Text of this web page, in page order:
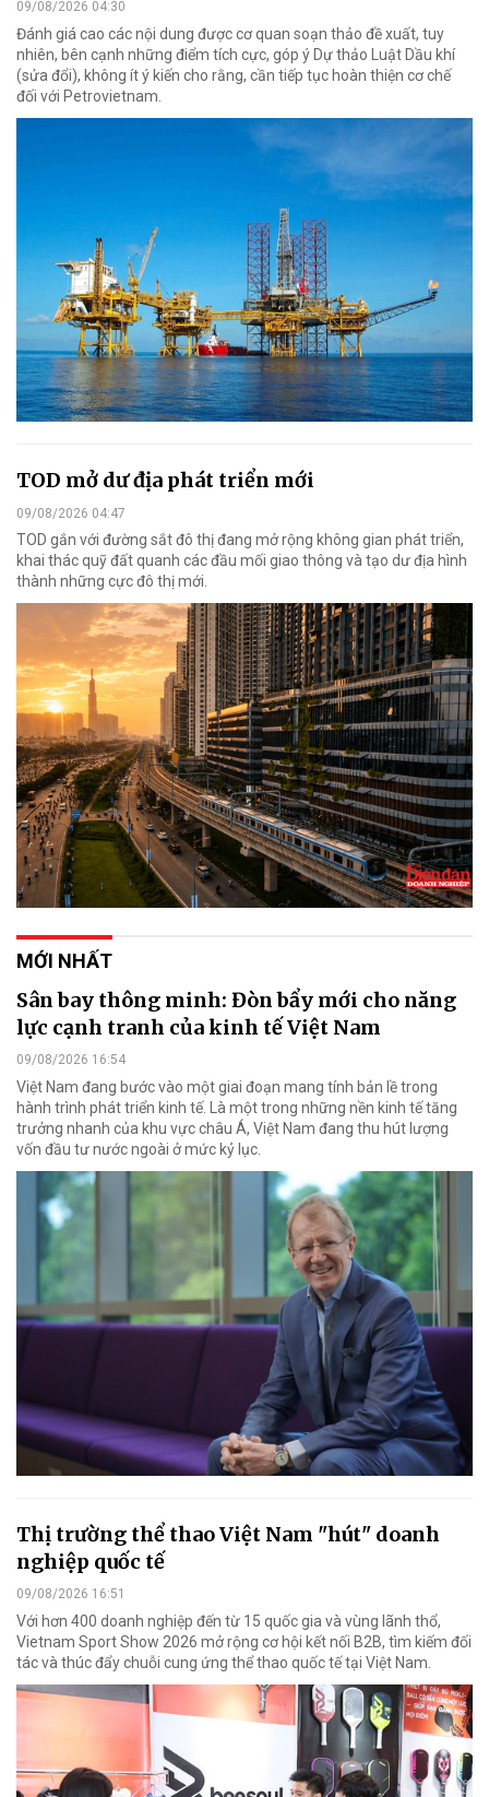
09/08/2026 04:30
Đánh giá cao các nội dung được cơ quan soạn thảo đề xuất, tuy
nhiên, bên cạnh những điểm tích cực, góp ý Dự thảo Luật Dầu khí
(sửa đổi), không ít ý kiến cho rằng, cần tiếp tục hoàn thiện cơ chế
đối với Petrovietnam.
TOD mở dư địa phát triển mới
09/08/2026 04:47
TOD gắn với đường sắt đô thị đang mở rộng không gian phát triển,
khai thác quỹ đất quanh các đầu mối giao thông và tạo dư địa hình
thành những cực đô thị mới.
MỚI NHẤT
Sân bay thông minh: Đòn bẩy mới cho năng
lực cạnh tranh của kinh tế Việt Nam
09/08/2026 16:54
Việt Nam đang bước vào một giai đoạn mang tính bản lề trong
hành trình phát triển kinh tế. Là một trong những nền kinh tế tăng
trưởng nhanh của khu vực châu Á, Việt Nam đang thu hút lượng
vốn đầu tư nước ngoài ở mức kỷ lục.
Thị trường thể thao Việt Nam "hút" doanh
nghiệp quốc tế
09/08/2026 16:51
Với hơn 400 doanh nghiệp đến từ 15 quốc gia và vùng lãnh thổ,
Vietnam Sport Show 2026 mở rộng cơ hội kết nối B2B, tìm kiếm đối
tác và thúc đẩy chuỗi cung ứng thể thao quốc tế tại Việt Nam.